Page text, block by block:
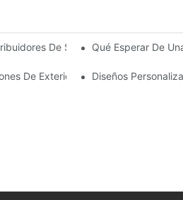
De Sombrillas De Playa
Qué Esperar De
De Exterior Diseños